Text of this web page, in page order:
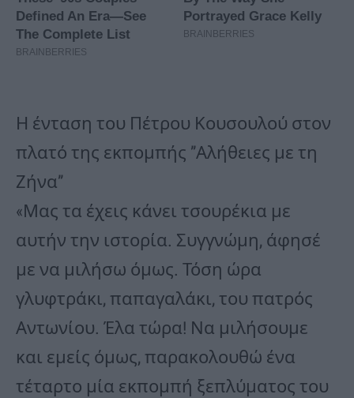
Η ένταση του Πέτρου Κουσουλού στον
πλατό της εκπομπής ”Αλήθειες με τη
Ζήνα”
«Μας τα έχεις κάνει τσουρέκια με
αυτήν την ιστορία. Συγγνώμη, άφησέ
με να μιλήσω όμως. Τόση ώρα
γλυφτράκι, παπαγαλάκι, του πατρός
Αντωνίου. Έλα τώρα! Να μιλήσουμε
και εμείς όμως, παρακολουθώ ένα
τέταρτο μία εκπομπή ξεπλύματος του